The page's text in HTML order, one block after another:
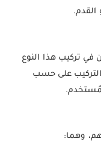
القدم.
تركيب هذا النوع
التركيب على حسب
وهما: